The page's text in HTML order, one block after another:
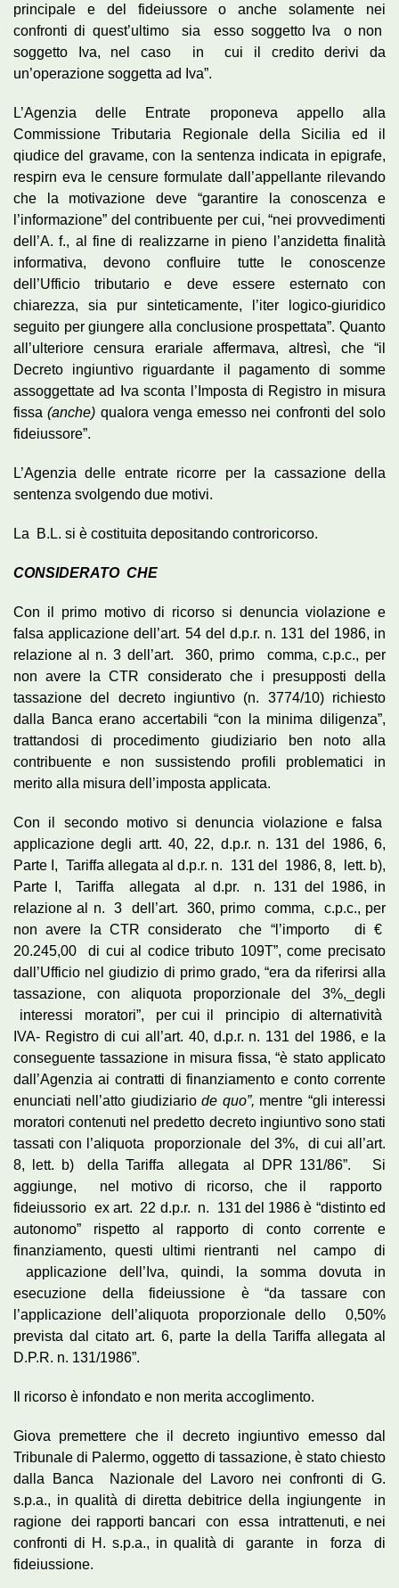
principale e del fideiussore o anche solamente nei
confronti di quest’ultimo sia esso soggetto Iva o non
soggetto Iva, nel caso in cui il credito derivi da
un’operazione soggetta ad Iva”.
L’Agenzia delle Entrate proponeva appello alla
Commissione Tributaria Regionale della Sicilia ed il
qiudice del gravame, con la sentenza indicata in epigrafe,
respirn eva le censure formulate dall’appellante rilevando
che la motivazione deve “garantire la conoscenza e
l’informazione” del contribuente per cui, “nei provvedimenti
dell’A. f., al fine di realizzarne in pieno l’anzidetta finalità
informativa, devono confluire tutte le conoscenze
dell’Ufficio tributario e deve essere esternato con
chiarezza, sia pur sinteticamente, l’iter logico-giuridico
seguito per giungere alla conclusione prospettata”. Quanto
all’ulteriore censura erariale affermava, altresì, che “il
Decreto ingiuntivo riguardante il pagamento di somme
assoggettate ad Iva sconta l’Imposta di Registro in misura
fissa(anche) qualora venga emesso nei confronti del solo
fideiussore”.
L’Agenzia delle entrate ricorre per la cassazione della
sentenza svolgendo due motivi.
La B.L. si è costituita depositando controricorso.
CONSIDERATO CHE
Con il primo motivo di ricorso si denuncia violazione e
falsa applicazione dell’art. 54 del d.p.r. n. 131 del 1986, in
relazione al n. 3 dell’art. 360, primo comma, c.p.c., per
non avere la CTR considerato che i presupposti della
tassazione del decreto ingiuntivo (n. 3774/10) richiesto
dalla Banca erano accertabili “con la minima diligenza”,
trattandosi di procedimento giudiziario ben noto alla
contribuente e non sussistendo profili problematici in
merito alla misura dell’imposta applicata.
Con il secondo motivo si denuncia violazione e falsa
applicazione degli artt. 40, 22, d.p.r. n. 131 del 1986, 6,
Parte I, Tariffa allegata al d.p.r. n. 131 del 1986, 8, lett. b),
Parte I, Tariffa allegata al d.pr. n. 131 del 1986, in
relazione al n. 3 dell’art. 360, primo comma, c.p.c., per
non avere la CTR considerato che “l’importo di €
20.245,00 di cui al codice tributo 109T”, come precisato
dall’Ufficio nel giudizio di primo grado, “era da riferirsi alla
tassazione, con aliquota proporzionale del 3%,_degli
interessi moratori”, per cui il principio di alternatività
IVA- Registro di cui all’art. 40, d.p.r. n. 131 del 1986, e la
conseguente tassazione in misura fissa, “è stato applicato
dall’Agenzia ai contratti di finanziamento e conto corrente
enunciati nell’atto giudiziariode quo”, mentre “gli interessi
moratori contenuti nel predetto decreto ingiuntivo sono stati
tassati con l’aliquota proporzionale del 3%, di cui all’art.
8, lett. b) della Tariffa allegata al DPR 131/86”. Si
aggiunge, nel motivo di ricorso, che il rapporto
fideiussorio ex art. 22 d.p.r. n. 131 del 1986 è “distinto ed
autonomo” rispetto al rapporto di conto corrente e
finanziamento, questi ultimi rientranti nel campo di
applicazione dell’Iva, quindi, la somma dovuta in
esecuzione della fideiussione è “da tassare con
l’applicazione dell’aliquota proporzionale dello 0,50%
prevista dal citato art. 6, parte la della Tariffa allegata al
D.P.R. n. 131/1986”.
Il ricorso è infondato e non merita accoglimento.
Giova premettere che il decreto ingiuntivo emesso dal
Tribunale di Palermo, oggetto di tassazione, è stato chiesto
dalla Banca Nazionale del Lavoro nei confronti di G.
s.p.a., in qualità di diretta debitrice della ingiungente in
ragione dei rapporti bancari con essa intrattenuti, e nei
confronti di H. s.p.a., in qualità di garante in forza di
fideiussione.